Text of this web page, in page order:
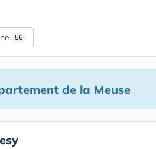
56
de la Meuse